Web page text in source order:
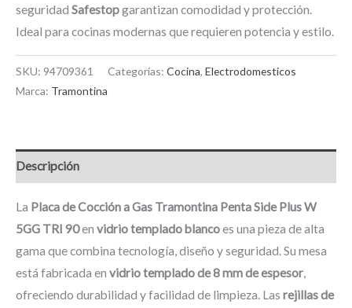
seguridad Safestopgarantizan comodidad y protección.
Ideal para cocinas modernas que requieren potencia y estilo.
SKU: 94709361 Categorías: Cocina, Electrodomesticos
Marca: Tramontina
Descripción
La Placa de Cocción a Gas Tramontina Penta Side Plus W
5GG TRI 90en vidrio templado blancoes una pieza de alta
gama que combina tecnología, diseño y seguridad. Su mesa
está fabricada en vidrio templado de 8 mm de espesor
ofreciendo durabilidad y facilidad de limpieza. Las rejillas de